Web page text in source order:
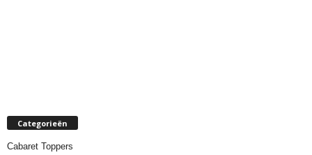
Categorieën
Cabaret Toppers